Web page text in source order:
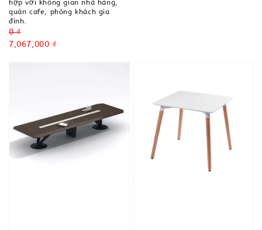
hợp với không gian nhà hàng,
quán cafe, phòng khách gia
đình.
Regular
price
0 ₫
Sale
7,067,000 ₫